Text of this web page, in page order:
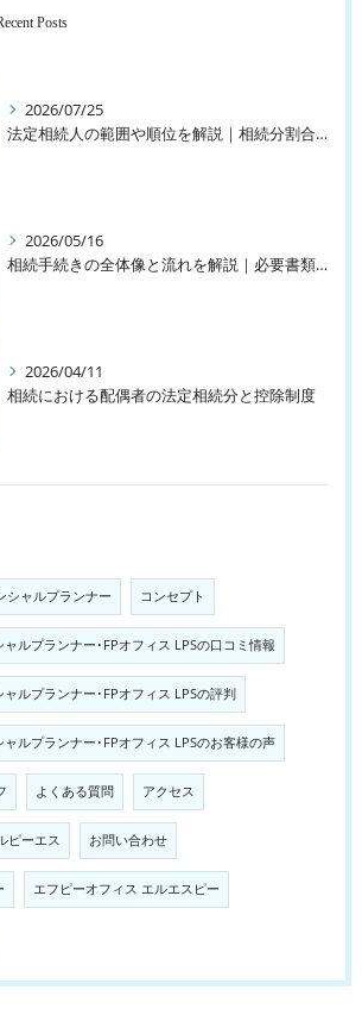
Posts
2026/07/25
法定相続人の範囲や順位を解説｜相続分割合と戸籍調査の実務手順も紹介
2026/05/16
相続手続きの全体像と流れを解説｜必要書類一覧や不動産・預貯金の名義変更など
2026/04/11
相続における配偶者の法定相続分と控除制度
シャルプランナー コンセプト
ルプランナー･FPオフィス LPSの口コミ情報
ルプランナー･FPオフィス LPSの評判
ルプランナー･FPオフィス LPSのお客様の声
よくある質問 アクセス
ピーエス お問い合わせ
エフピーオフィス エルエスピー